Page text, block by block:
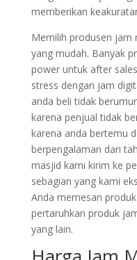
memberikan
Memilih produsen jam
yang mudah. Banyak
power untuk after
stress dengan jam
anda beli tidak
karena penjual tidak
karena anda bertemu
berpengalaman dari
masjid kami kirim ke
sebagian yang kami
Anda memesan
pertaruhkan produk
yang lain.